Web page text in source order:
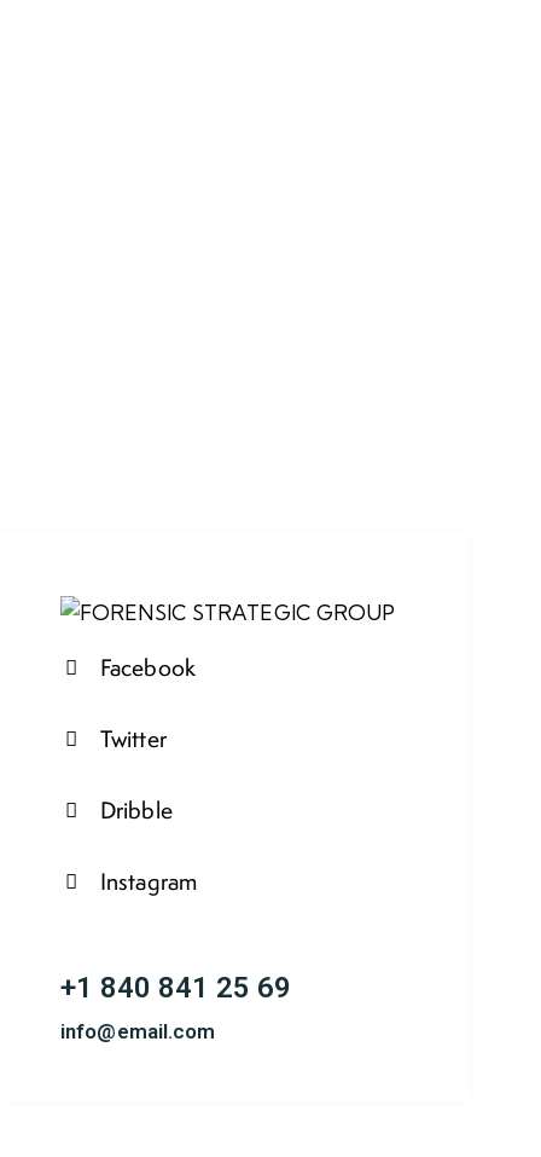
Facebook
Twitter
Dribble
Instagram
+1 840 841 25 69
info@email.com